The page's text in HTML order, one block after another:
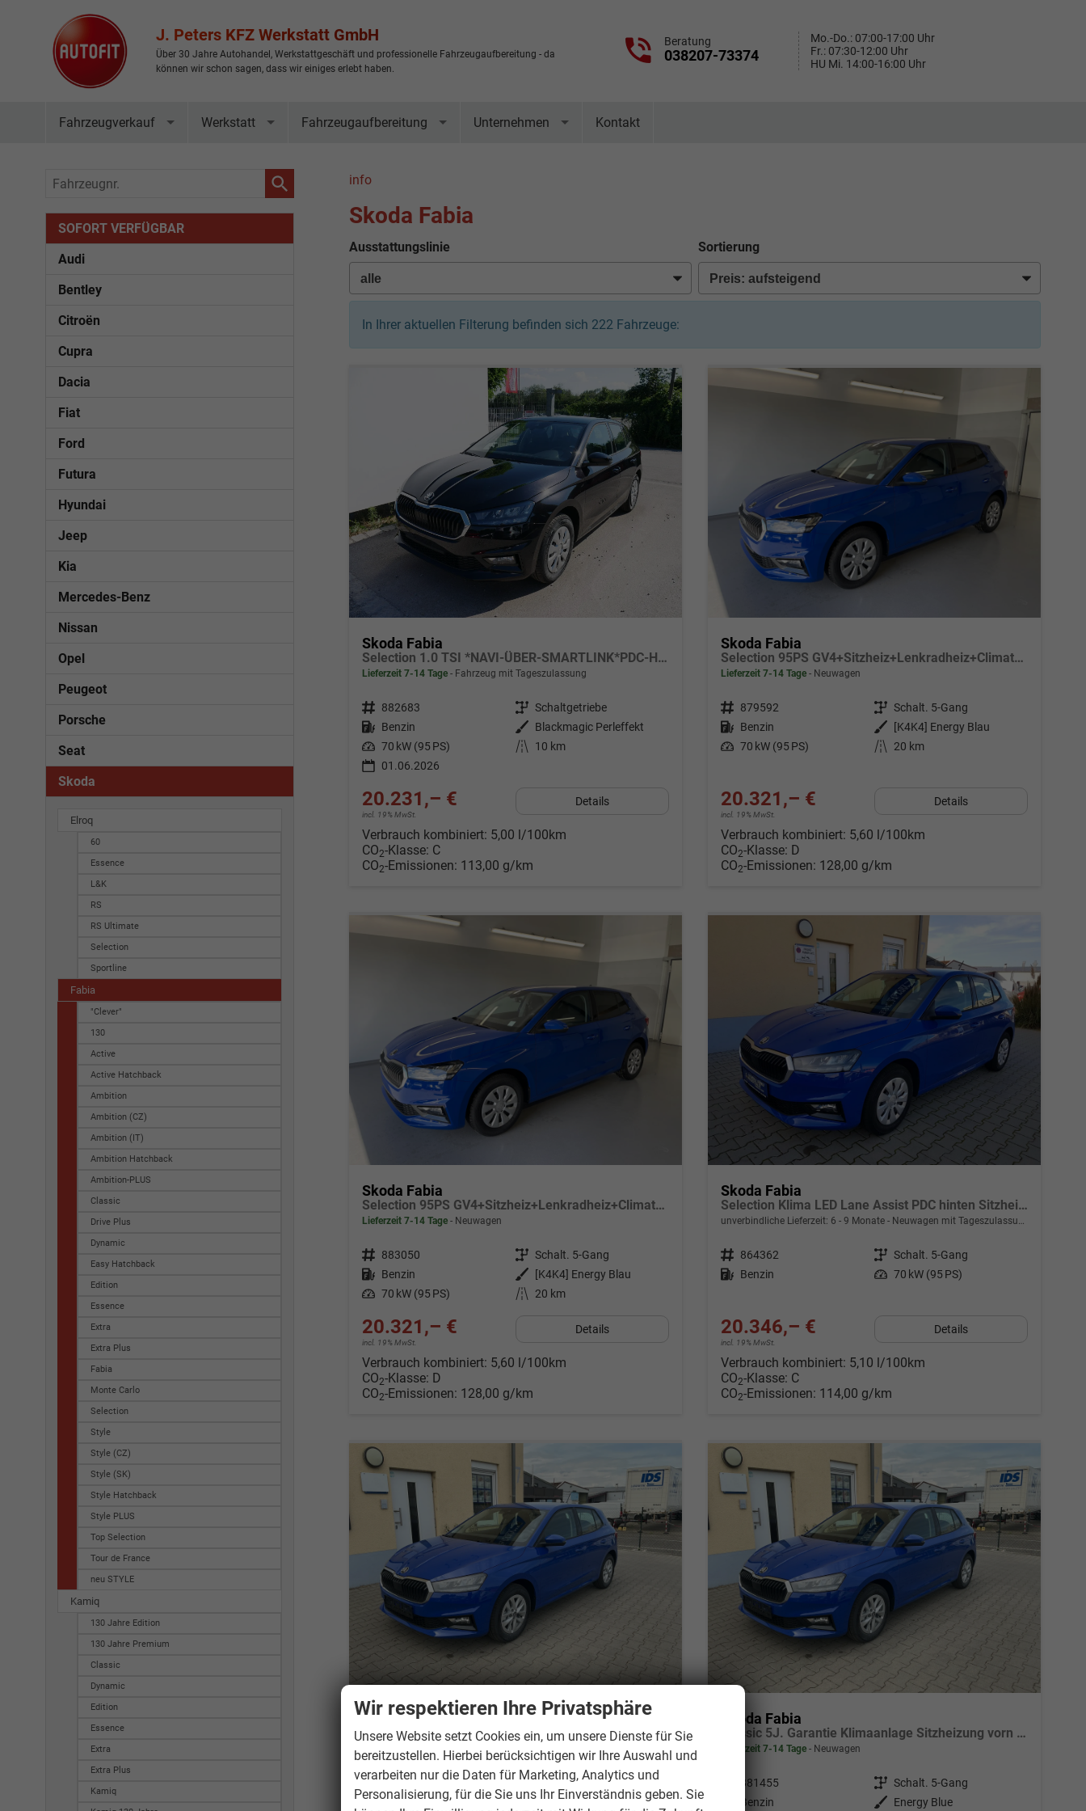
J. Peters KFZ Werkstatt GmbH
Über 30 Jahre Autohandel, Werkstattgeschäft und professionelle Fahrzeugaufbereitung - da
können wir schon sagen, dass wir einiges erlebt haben.
Beratung
038207-73374
Mo.-Do.: 07:00-17:00 Uhr
Fr.: 07:30-12:00 Uhr
HU Mi. 14:00-16:00 Uhr
Fahrzeugverkauf Werkstatt Fahrzeugaufbereitung Unternehmen Kontakt
info
Skoda Fabia
Ausstattungslinie Sortierung
In Ihrer aktuellen Filterung befinden sich 222 Fahrzeuge:
Skoda Fabia
Selection 1.0 TSI *NAVI-ÜBER-SMARTLINK*PDC-HI*LED*SHZ*KLIMA*RADIO
Lieferzeit 7-14 Tage Fahrzeug mit Tageszulassung
Fahrzeugnr. 882683 Getriebe Schaltgetriebe
Kraftstoff Benzin Außenfarbe
Blackmagic Perleffekt
Leistung 70 kW (95 PS) Kilometerstand
10 km
01.06.2026
20.231,– €
incl. 19% MwSt.
Details
Verbrauch kombiniert: 5,00 l/100km
CO2-Klasse: C
CO2-Emissionen: 113,00 g/km
Skoda Fabia
Selection 95PS GV4+Sitzheiz+Lenkradheiz+Climatronic+Sunset+AppConnect+PDC
Lieferzeit 7-14 Tage Neuwagen
Fahrzeugnr. 879592 Getriebe Schalt. 5-Gang
Kraftstoff Benzin Außenfarbe
[K4K4] Energy Blau
Leistung 70 kW (95 PS) Kilometerstand 20 km
20.321,– €
incl. 19% MwSt.
Details
Verbrauch kombiniert: 5,60 l/100km
CO2-Klasse: D
CO2-Emissionen: 128,00 g/km
Skoda Fabia
Selection 95PS GV4+Sitzheiz+Lenkradheiz+Climatronic+Sunset+AppConnect+PDC
Lieferzeit 7-14 Tage Neuwagen
Fahrzeugnr. 883050 Getriebe Schalt. 5-Gang
Kraftstoff Benzin Außenfarbe
[K4K4] Energy Blau
Leistung 70 kW (95 PS) Kilometerstand 20 km
20.321,– €
incl. 19% MwSt.
Details
Verbrauch kombiniert: 5,60 l/100km
CO2-Klasse: D
CO2-Emissionen: 128,00 g/km
Skoda Fabia
Selection Klima LED Lane Assist PDC hinten Sitzheizung vorn 15 Zoll Bluetooth
unverbindliche Lieferzeit: 6 - 9 Monate Neuwagen mit Tageszulassung
Fahrzeugnr. 864362 Getriebe Schalt. 5-Gang
Kraftstoff Benzin Leistung 70 kW (95 PS)
20.346,– €
incl. 19% MwSt.
Details
Verbrauch kombiniert: 5,10 l/100km
CO2-Klasse: C
CO2-Emissionen: 114,00 g/km
Skoda Fabia
Classic 5J. Garantie Klimaanlage Sitzheizung vorn Virtuelles Cockpit Kamera PDC v+h
Lieferzeit 7-14 Tage Neuwagen
Fahrzeugnr. 881241 Getriebe Schalt. 5-Gang
Kraftstoff Benzin Außenfarbe Energy Blue
Skoda Fabia
Classic 5J. Garantie Klimaanlage Sitzheizung vorn Virtuelles Cockpit Kamera PDC v+h
Lieferzeit 7-14 Tage Neuwagen
881455 Getriebe Schalt. 5-Gang
Benzin Außenfarbe
Energy Blue
Fahrzeugnr.
SOFORT VERFÜGBAR
Audi
Bentley
Citroën
Cupra
Dacia
Fiat
Ford
Futura
Hyundai
Jeep
Kia
Mercedes-Benz
Nissan
Opel
Peugeot
Porsche
Seat
Skoda
Elroq
60
Essence
L&K
RS
RS Ultimate
Selection
Sportline
Fabia
"Clever"
130
Active
Active Hatchback
Ambition
Ambition (CZ)
Ambition (IT)
Ambition Hatchback
Ambition-PLUS
Classic
Drive Plus
Dynamic
Easy Hatchback
Edition
Essence
Extra
Extra Plus
Fabia
Monte Carlo
Selection
Style
Style (CZ)
Style (SK)
Style Hatchback
Style PLUS
Top Selection
Tour de France
neu STYLE
Kamiq
130 Jahre Edition
130 Jahre Premium
Classic
Dynamic
Edition
Essence
Extra
Extra Plus
Kamiq
Wir respektieren Ihre Privatsphäre
Unsere Website setzt Cookies ein, um unsere Dienste für Sie
bereitzustellen. Hierbei berücksichtigen wir Ihre Auswahl und
verarbeiten nur die Daten für Marketing, Analytics und
Personalisierung, für die Sie uns Ihr Einverständnis geben. Sie